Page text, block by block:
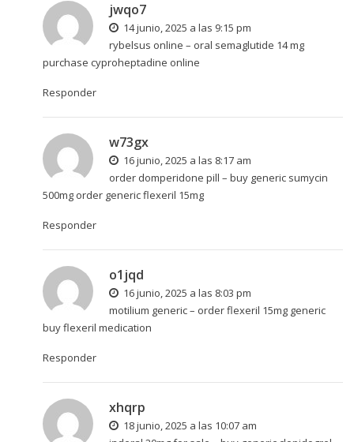
jwqo7
14 junio, 2025 a las 9:15 pm
rybelsus online – oral semaglutide 14 mg
purchase cyproheptadine online
Responder
w73gx
16 junio, 2025 a las 8:17 am
order domperidone pill – buy generic sumycin
500mgorder generic flexeril 15mg
Responder
o1jqd
16 junio, 2025 a las 8:03 pm
motilium generic – order flexeril 15mg generic
buy flexeril medication
Responder
xhqrp
18 junio, 2025 a las 10:07 am